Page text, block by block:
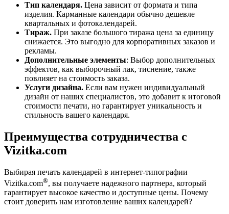
Тип календаря. Цена зависит от формата и типа
изделия. Карманные календари обычно дешевле
квартальных и фотокалендарей.
Тираж. При заказе большого тиража цена за единицу
снижается. Это выгодно для корпоративных заказов и
рекламы.
Дополнительные элементы: Выбор дополнительных
эффектов, как выборочный лак, тиснение, также
повлияет на стоимость заказа.
Услуги дизайна. Если вам нужен индивидуальный
дизайн от наших специалистов, это добавит к итоговой
стоимости печати, но гарантирует уникальность и
стильность вашего календаря.
Преимущества сотрудничества с
Vizitka.com
Выбирая печать календарей в интернет-типографии
Vizitka.com®, вы получаете надежного партнера, который
гарантирует высокое качество и доступные цены. Почему
стоит доверить нам изготовление ваших календарей?